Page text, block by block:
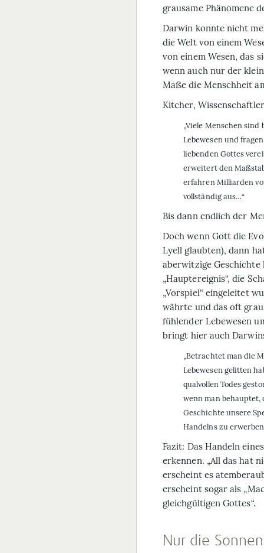
grausame Phänomene
Darwin konnte nicht
die Welt von einem
von einem Wesen, das
wenn auch nur der
Maße die Menschheit
Kitcher,
„Viele Menschen
Lebewesen und
liebenden Gottes
erweitert den
erfahren Milliarden
vollständig aus…“
Bis dann endlich der
Doch wenn Gott die
Lyell glaubten), dann
aberwitzige Geschichte
„Hauptereignis“, die
„Vorspiel“ eingeleitet
währte und das oft
fühlender Lebewesen
bringt hier auch
„Betrachtet man die
Lebewesen gelitten
qualvollen Todes
wenn man behauptet,
Geschichte unsere
Handelns zu erwerben
Fazit: Das Handeln
erkennen. „All das hat
erscheint es
erscheint sogar als
gleichgültigen Gottes“.
Nur die